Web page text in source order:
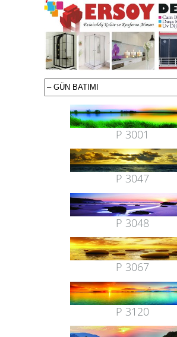
P 3001
P 3047
P 3048
P 3067
P 3120